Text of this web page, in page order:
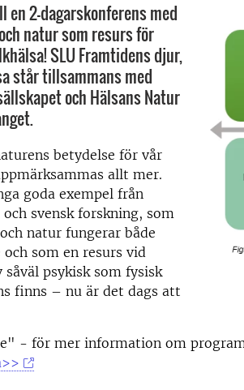
en 2-dagarskonferens med
natur som resurs för
SLU Framtidens djur,
står tillsammans med
och Hälsans Natur
betydelse för vår
allt mer.
goda exempel från
svensk forskning, som
natur fungerar både
som en resurs vid
såväl psykisk som fysisk
finns – nu är det dags att
- för mer information om